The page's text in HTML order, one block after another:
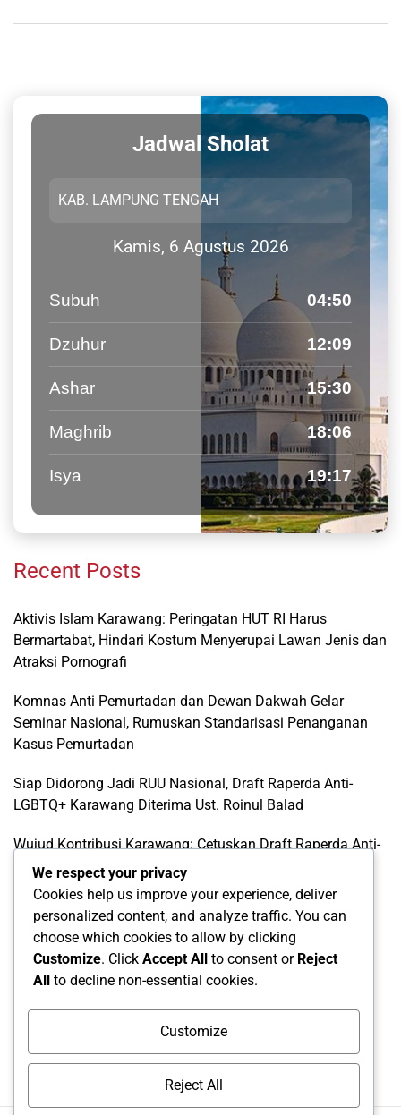
Jadwal Sholat
Kamis, 6 Agustus 2026
Subuh 04:50
Dzuhur 12:09
Ashar 15:30
Maghrib 18:06
Isya 19:17
Recent Posts
Aktivis Islam Karawang: Peringatan HUT RI Harus
Bermartabat, Hindari Kostum Menyerupai Lawan Jenis dan
Atraksi Pornografi
Komnas Anti Pemurtadan dan Dewan Dakwah Gelar
Seminar Nasional, Rumuskan Standarisasi Penanganan
Kasus Pemurtadan
Siap Didorong Jadi RUU Nasional, Draft Raperda Anti-
LGBTQ+ Karawang Diterima Ust. Roinul Balad
Wujud Kontribusi Karawang: Cetuskan Draft Raperda Anti-
L68TQ+ Hingga Tingkat Pusat
Di Balik Simbol Pelangi: Kilas Balik Sejarah, Pendanaan
Elite Global, dan Komodifikasi Gerakan LGBT
Categories
We respect your privacy
Cookies help us improve your experience, deliver
personalized content, and analyze traffic. You can
choose which cookies to allow by clicking
Customize. Click Accept All to consent or Reject
All to decline non-essential cookies.
Customize
Reject All